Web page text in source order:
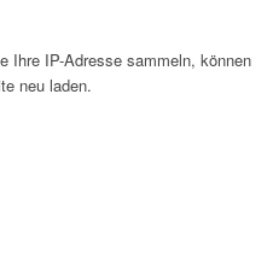
Ihre IP-Adresse sammeln, können
neu laden.